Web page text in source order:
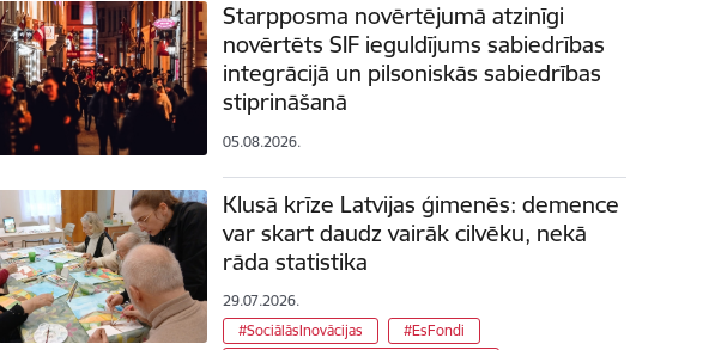
Starpposma novērtējumā atzinīgi
novērtēts SIF ieguldījums sabiedrības
integrācijā un pilsoniskās sabiedrības
stiprināšanā
05.08.2026.
Klusā krīze Latvijas ģimenēs: demence
var skart daudz vairāk cilvēku, nekā
rāda statistika
29.07.2026.
#SociālāsInovācijas
#EsFondi